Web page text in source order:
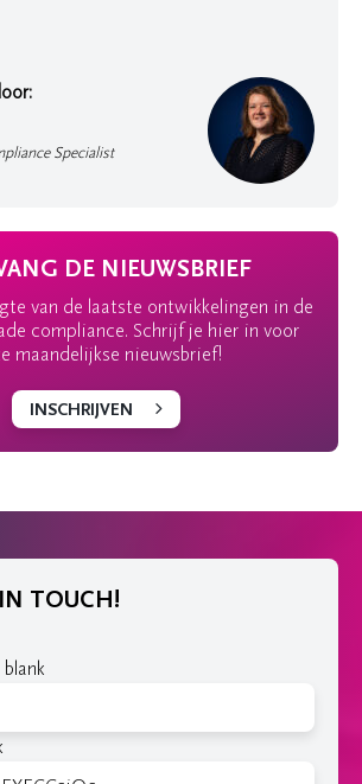
Specialist
DE NIEUWSBRIEF
van de laatste ontwikkelingen in de
compliance. Schrijf je hier in voor
maandelijkse nieuwsbrief!
INSCHRIJVEN
TOUCH!